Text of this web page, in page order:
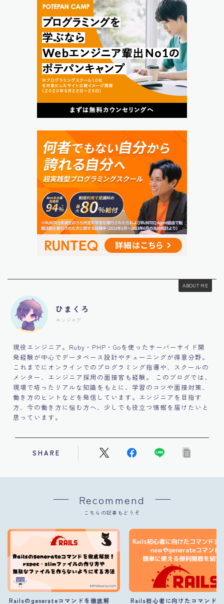
ABOUT ME
ひまくろ
エンジニア
現役エンジニア。Ruby・PHP・Goを使ったサーバーサイド開
発経験が中心でデータベース設計やチューニングが得意分野。
これまでにオンラインでのプログラミング指導や、スクールの
メンター、エンジニア採用の面接官も経験。 このブログでは、
現場で培ったリアルな知識をもとに、学習のコツや面接対策、
働き方のヒントなどを発信しています。エンジニアを目指す
方、今の働き方に悩む方へ、少しでも役立つ情報を届けたいと
思っています。
SHARE
Recommend
こちらの記事もどうぞ
Railsのgenerateコマンドを徹底解 Rails初心者に向けたコマンド